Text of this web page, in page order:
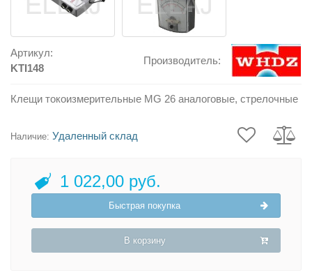
Артикул:
KTI148
Производитель:
Клещи токоизмерительные MG 26 аналоговые, стрелочные
Наличие: Удаленный склад
1 022,00 руб.
Быстрая покупка
В корзину